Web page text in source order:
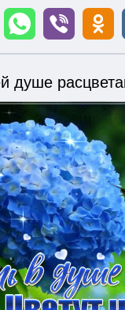
душе